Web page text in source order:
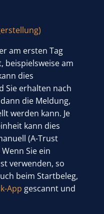
am ersten Tag
beispielsweise am
dies
Sie erhalten nach
die Meldung,
werden kann. Je
kann dies
(A-Trust
Sie ein
verwenden, so
beim Startbeleg,
App gescannt und